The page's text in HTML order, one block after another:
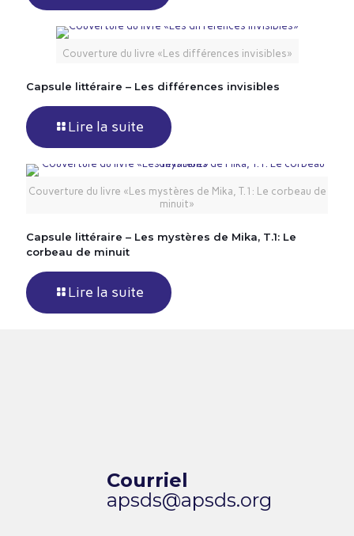
Couverture du livre «Les différences invisibles»
Capsule littéraire – Les différences invisibles
Lire la suite
Couverture du livre «Les mystères de Mika, T.1: Le corbeau de
minuit»
Capsule littéraire – Les mystères de Mika, T.1: Le
corbeau de minuit
Lire la suite
Courriel
apsds@apsds.org